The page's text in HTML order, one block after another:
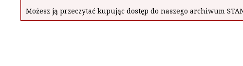
Możesz ją przeczytać kupując dostęp do naszego archiwum